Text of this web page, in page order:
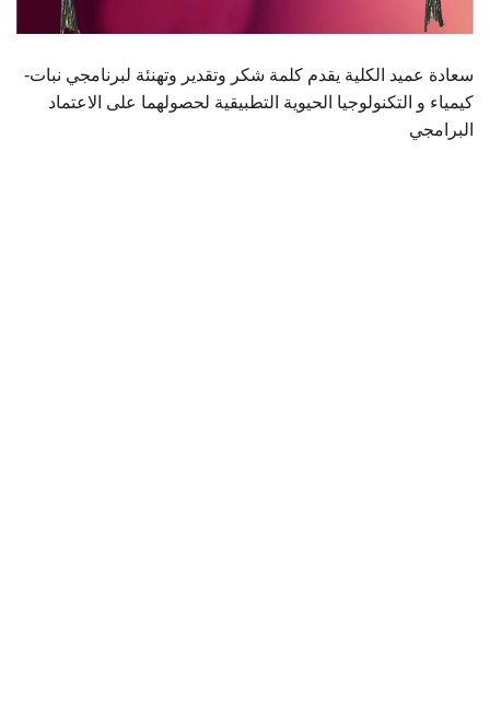
سعادة عميد الكلية يقدم كلمة شكر وتقدير وتهنئة لبرنامجي نبات-
كيمياء و التكنولوجيا الحيوية التطبيقية لحصولهما على الاعتماد
البرامجي